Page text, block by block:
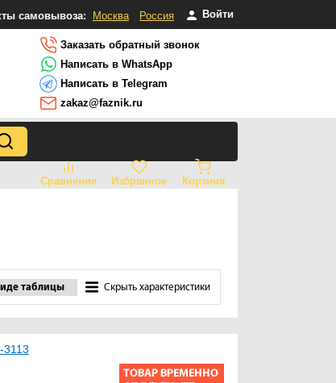
самовывоза: Москва Россия Войти
Заказать обратный звонок
Написать в WhatsApp
Написать в Telegram
zakaz@faznik.ru
Сравнение Избранное Корзина
Скрыть характеристики
таблицы
3113